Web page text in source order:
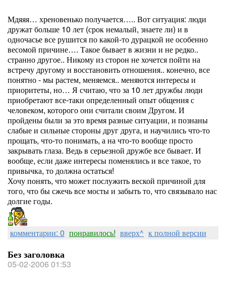
Мдяяя… хреновенько получается….. Вот ситуация: люди
дружат больше 10 лет (срок немалый, знаете ли) и в
одночасье все рушится по какой-то дурацкой не особенно
весомой причине…. Такое бывает в жизни и не редко..
странно другое.. Никому из сторон не хочется пойти на
встречу другому и восстановить отношения.. конечно, все
понятно - мы растем, меняемся.. меняются интересы и
приоритеты, но… Я считаю, что за 10 лет дружбы люди
приобретают все-таки определенный опыт общения с
человеком, которого они считали своим Другом. И
пройдены были за это время разные ситуации, и познаны
слабые и сильные стороны друг друга, и научились что-то
прощать, что-то понимать, а на что-то вообще просто
закрывать глаза. Ведь в серьезной дружбе все бывает. И
вообще, если даже интересы поменялись и все такое, то
привычка, то должна остаться!
Хочу понять, что может послужить веской причиной для
того, что бы сжечь все мосты и забыть то, что связывало нас
долгие годы.
комментарии: 0 понравилось! вверх^ к полной версии
Без заголовка
05-02-2006 01:53